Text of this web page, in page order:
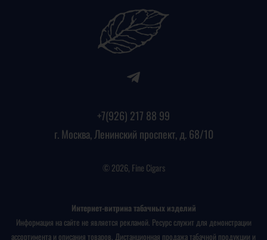
+7(926) 217 88 99
г. Москва, Ленинский проспект, д. 68/10
© 2026, Fine Cigars
Интернет-витрина табачных изделий
Информация на сайте не является рекламой. Ресурс служит для демонстрации
ассортимента и описания товаров. Дистанционная продажа табачной продукции и